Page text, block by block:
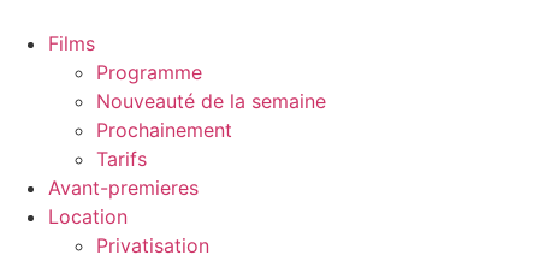
Films
Programme
Nouveauté de la semaine
Prochainement
Tarifs
Avant-premieres
Location
Privatisation